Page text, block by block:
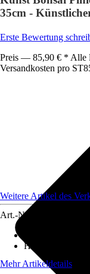
35cm -
Erste Bewertung
Preis — 85,90 € * Alle
Versandkosten pro ST
Weitere Artikel des
Art.-Nr.
Höhe
Mehr Artikeldetails